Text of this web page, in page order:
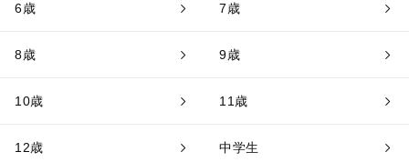
6歳 7歳
8歳 9歳
10歳 11歳
12歳 中学生